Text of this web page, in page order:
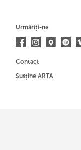
Urmăriți-ne
Contact
Susține ARTA